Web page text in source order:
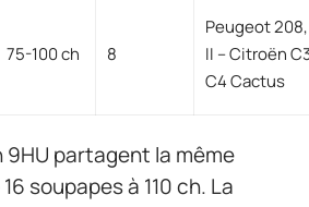
75-100 ch 8
Peugeot
II – Citroën
C4 Cactus
9HU partagent la même
soupapes à 110 ch. La